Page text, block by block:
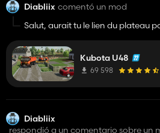
Diabliix comentó un mod
Salut, aurait tu le lien du plateau
Kubota U48
69 598
Diabliix
respondió a un comentario sobre un